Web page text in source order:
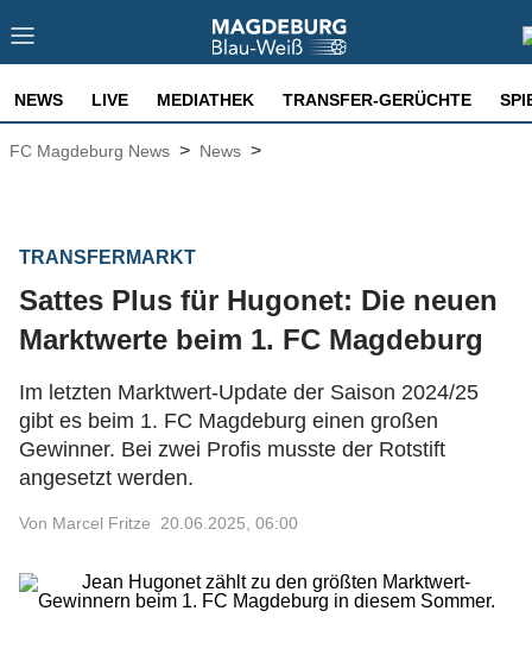
NEWS LIVE MEDIATHEK TRANSFER-GERÜCHTE
FC Magdeburg News > News >
TRANSFERMARKT
Sattes Plus für Hugonet: Die neuen
Marktwerte beim 1. FC Magdeburg
Im letzten Marktwert-Update der Saison 2024/25
gibt es beim 1. FC Magdeburg einen großen
Gewinner. Bei zwei Profis musste der Rotstift
angesetzt werden.
Von Marcel Fritze 20.06.2025, 06:00